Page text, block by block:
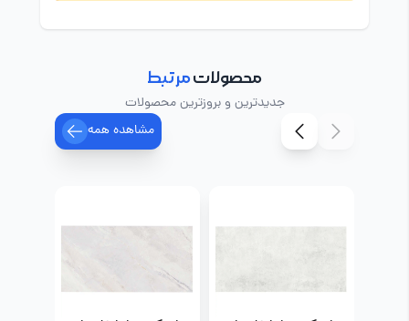
محصولاتمرتبط
جدیدترین و بروزترین محصولات
مشاهده همه